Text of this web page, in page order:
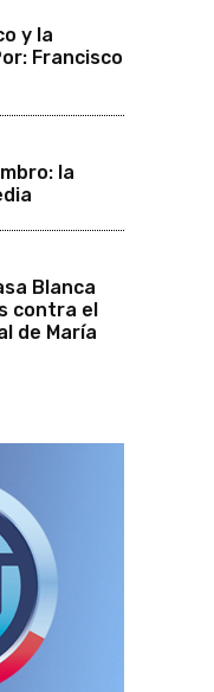
y la
Francisco
la
Blanca
contra el
de María